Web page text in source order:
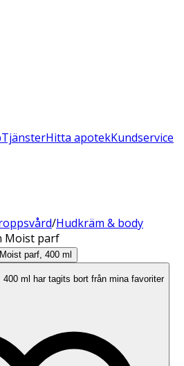
TjänsterHitta apotekKundservice
/Hudkräm & body
Moist parf
ml har tagits bort från mina favoriter